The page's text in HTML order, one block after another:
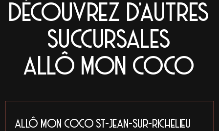
DÉCOUVREZ D'AUTRES
SUCCURSALES
ALLÔ MON COCO
ALLÔ MON COCO ST-JEAN-SUR-RICHELIEU